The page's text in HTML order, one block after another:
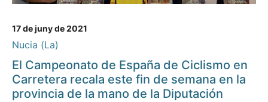
17 de juny de 2021
Nucia (La)
El Campeonato de España de Ciclismo en
Carretera recala este fin de semana en la
provincia de la mano de la Diputación